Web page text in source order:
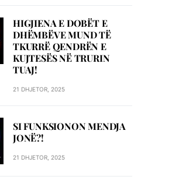
HIGJIENA E DOBËT E
DHËMBËVE MUND TË
TKURRË QENDRËN E
KUJTESËS NË TRURIN
TUAJ!
21 DHJETOR, 2025
SI FUNKSIONON MENDJA
JONË?!
21 DHJETOR, 2025